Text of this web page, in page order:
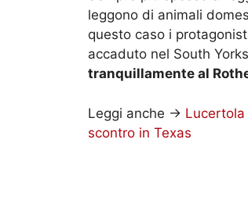
leggono di animali
questo caso i
accaduto nel South
tranquillamente al
Leggi anche -> Lucertola
scontro in Texas